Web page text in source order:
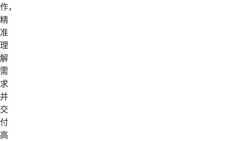
作，
精
准
理
解
需
求
并
交
付
高